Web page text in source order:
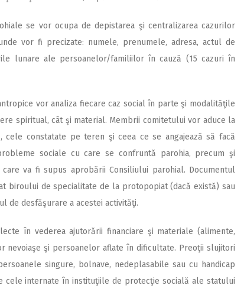
se vor ocupa de depistarea şi centralizarea cazurilor
vor fi precizate: numele, prenumele, adresa, actul de
lunare ale persoanelor/familiilor în cauză (15 cazuri în
vor analiza fiecare caz social în parte şi modalităţile
spiritual, cât şi material. Membrii comitetului vor aduce la
constatate pe teren şi ceea ce se angajează să facă
sociale cu care se confruntă parohia, precum şi
va fi supus aprobării Consiliului parohial. Documentul
biroului de specialitate de la protopopiat (dacă există) sau
de desfăşurare a acestei activităţi.
în vederea ajutorării financiare şi materiale (alimente,
nevoiaşe şi persoanelor aflate în dificultate. Preoţii slujitori
singure, bolnave, nedeplasabile sau cu handicap
cele internate în instituţiile de protecţie socială ale statului